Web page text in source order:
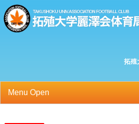
拓殖
Menu Open